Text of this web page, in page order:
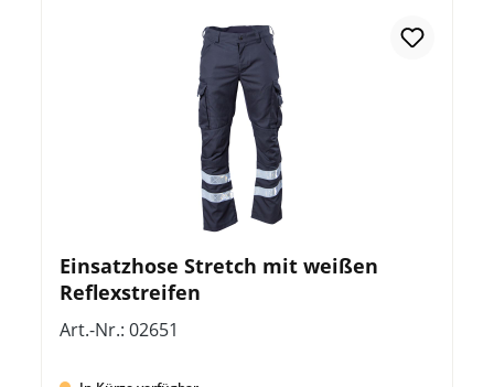
Einsatzhose Stretch mit weißen
Reflexstreifen
Art.-Nr.: 02651